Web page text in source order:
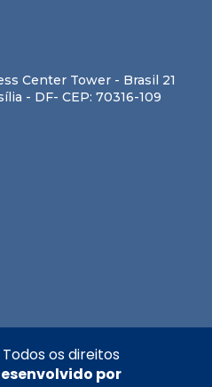
Center Tower - Brasil 21
- DF- CEP: 70316-109
os direitos
por